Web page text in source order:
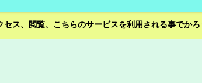
ス、閲覧、こちらのサービスを利用される事でか